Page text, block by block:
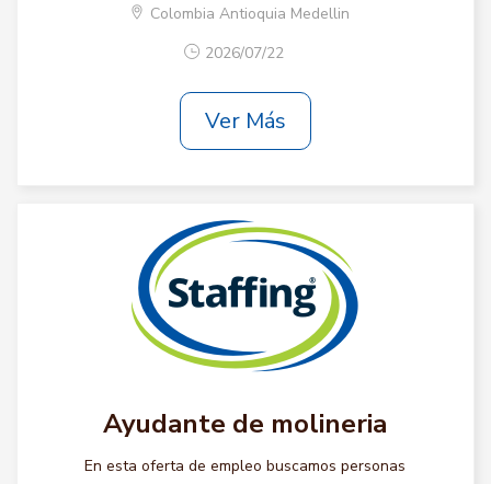
Colombia Antioquia Medellin
2026/07/22
Ver Más
Ayudante de molineria
En esta oferta de empleo buscamos personas